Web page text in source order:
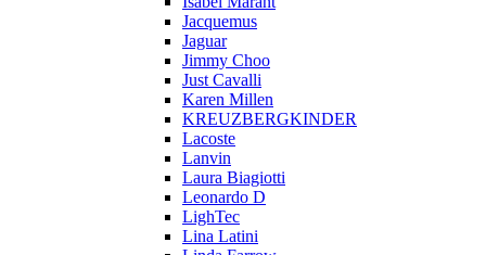
Jacquemus
Jaguar
Jimmy Choo
Just Cavalli
Karen Millen
KREUZBERGKINDER
Lacoste
Lanvin
Laura Biagiotti
Leonardo D
LighTec
Lina Latini